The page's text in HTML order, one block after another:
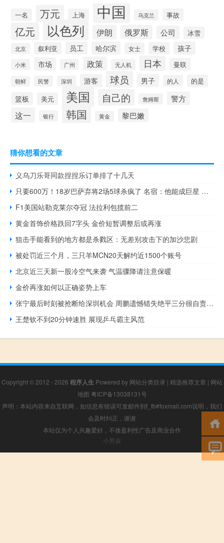
一名 万元 上海 中国 乌克兰 事故
亿元 以色列 伊朗 俄罗斯 公司 冰雪
北京 叙利亚 员工 哈尔滨 女士 学校 孩子
小米 市场 广州 政策 无人机 日本 曼联
朝鲜 民警 深圳 游客 球员 男子 的人 的是
篮板 美元 美国 自己的 詹姆斯 警方
这一 银行 韩国 黄金 黎巴嫩
猜你想看的文章
义乌刀乐哥同款捏捏乐订单排了十几天
只要600万！18岁巴萨弃将2场5球杀疯了 名宿：他能成巨星 切尔西新星闪耀欧协联
F1美国站勒克莱尔夺冠 法拉利包揽前二
黄金首饰价格跌回7字头 金价短暂调整后或再涨
狙击手能看到的地方都是杀戮区：无差别攻击下的加沙悲剧
被处罚近三个月，三只羊MCN20天解约近1500个账号
北京近三天新一股冷空气来袭 气温骤降请注意保暖
金价再涨如何以正确姿势上车
张宁最后时刻被抢断给深圳机会 周鹏遗憾错失绝平三分很自责 山西加时逆转胜
王楚钦不到20分钟速胜 展现乒乓霸主风范
Copyright © 2012 - 2026 程序人生 Powered by 网站分类目录 | 精选推荐文章 | 网站
地图 粤ICP备13038131号
声明：本站内容来自互联网，如信息有错误可发邮件到f_fb#foxmail.com说明，我们
会及时纠正，谢谢
本站仅为个人兴趣爱好，不接盈利性广告及商业合作
小男孩